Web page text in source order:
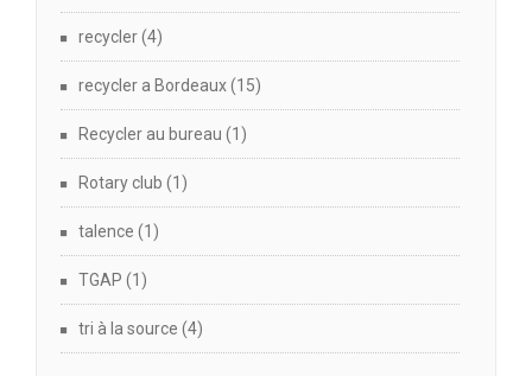
recycler(4)
recycler a Bordeaux(15)
Recycler au bureau (1)
Rotary club (1)
talence (1)
TGAP (1)
tri à la source (4)